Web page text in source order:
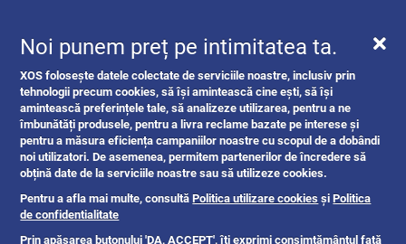
Harta site-ului
ANPC
Noi punem preț pe intimitatea ta.
XOS folosește datele colectate de serviciile noastre, inclusiv prin
tehnologii precum cookies, să își amintească cine ești, să își
amintească preferințele tale, să analizeze utilizarea, pentru a ne
îmbunătăți produsele, pentru a livra reclame bazate pe interese și
pentru a măsura eficiența campaniilor noastre cu scopul de a dobândi
noi utilizatori. De asemenea, permitem partenerilor de încredere să
obțină date de la serviciile noastre sau să utilizeze cookies.
Pentru a afla mai multe, consultăPolitica utilizare cookies șiPolitica
de confidentialitate
Prin apăsarea butonului 'DA, ACCEPT', îți exprimi consimțământul față